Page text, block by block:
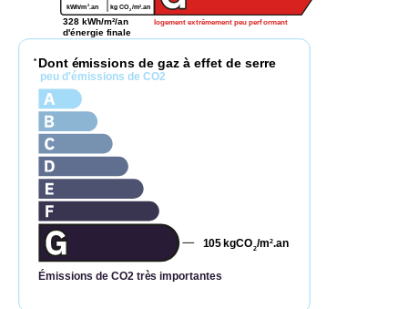
logement extrêmement peu performant
kWh/m2.an kg CO2/m2 .an
328 kWh/m²/an
d'énergie finale
* Dont émissions de gaz à effet de serre
peu d'émissions de CO2
Émissions de CO2 très importantes
kgCO2/m2.an
105